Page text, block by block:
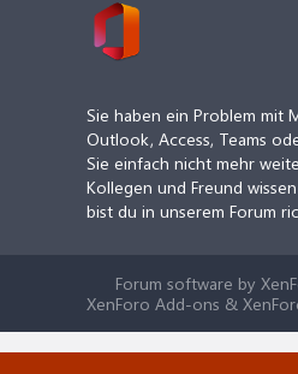
Sie haben ein Problem mit
Outlook, Access, Teams
Sie einfach nicht mehr
Kollegen und Freund
bist du in unserem Forum
Forum software by
XenForo Add-ons &